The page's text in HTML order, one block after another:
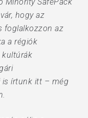
hogy az
foglalkozzon az
a régiók
kultúrák
is írtunk itt – még